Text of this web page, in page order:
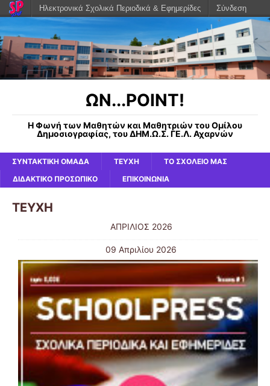
ΩΝ...POINT!
Η Φωνή των Μαθητών και Μαθητριών του Ομίλου
Δημοσιογραφίας, του ΔΗΜ.Ω.Σ. ΓΕ.Λ. Αχαρνών
ΣΥΝΤΑΚΤΙΚΗ ΟΜΑΔΑ ΤΕΥΧΗ
ΤΟ ΣΧΟΛΕΙΟ ΜΑΣ
ΔΙΔΑΚΤΙΚΟ ΠΡΟΣΩΠΙΚΟ
ΕΠΙΚΟΙΝΩΝΙΑ
ΤΕΥΧΗ
AΠΡΙΛΙΟΣ 2026
09 Απριλίου 2026
Ηλεκτρονικά Σχολικά Περιοδικά & Εφημερίδες Σύνδεση